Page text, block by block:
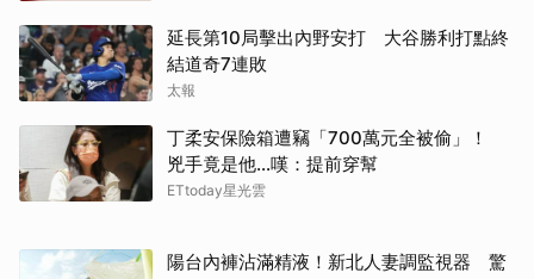
延長第10局擊出內野安打 大谷勝利打點終
結道奇7連敗
太報
丁柔安保險箱遭竊「700萬元全被偷」！
兇手竟是他...嘆：提前穿幫
ETtoday星光雲
陽台內褲沾滿精液！新北人妻調監視器 驚